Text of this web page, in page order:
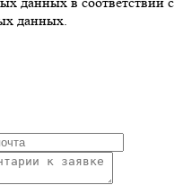
данных.